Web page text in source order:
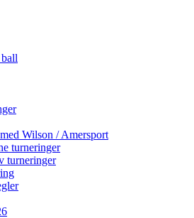
Wilson / Amersport
turneringer
turneringer